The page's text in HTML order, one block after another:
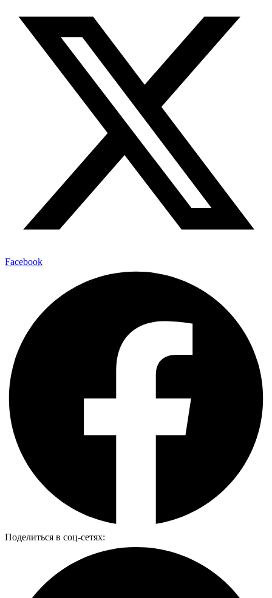
Facebook
Поделиться в соц-сетях: